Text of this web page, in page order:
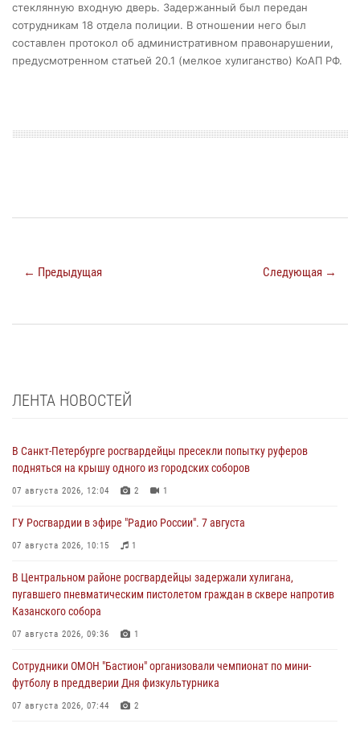
стеклянную входную дверь. Задержанный был передан
сотрудникам 18 отдела полиции. В отношении него был
составлен протокол об административном правонарушении,
предусмотренном статьей 20.1 (мелкое хулиганство) КоАП РФ.
← Предыдущая Следующая →
ЛЕНТА НОВОСТЕЙ
В Санкт-Петербурге росгвардейцы пресекли попытку руферов
подняться на крышу одного из городских соборов
07 августа 2026, 12:04 2 1
ГУ Росгвардии в эфире "Радио России". 7 августа
07 августа 2026, 10:15 1
В Центральном районе росгвардейцы задержали хулигана,
пугавшего пневматическим пистолетом граждан в сквере напротив
Казанского собора
07 августа 2026, 09:36 1
Сотрудники ОМОН "Бастион" организовали чемпионат по мини-
футболу в преддверии Дня физкультурника
07 августа 2026, 07:44 2